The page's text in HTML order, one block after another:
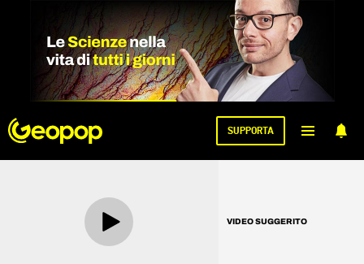
SUPPORTA
VIDEO SUGGERITO